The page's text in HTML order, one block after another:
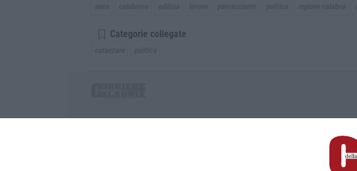
Categorie collegate
P.IVA. 03199620794, Via del mare 6/G, S.Eufemia, Lamezia Terme (CZ)
Iscrizione tribunale di Lamezia Terme 5/2011 - Direttore responsabile